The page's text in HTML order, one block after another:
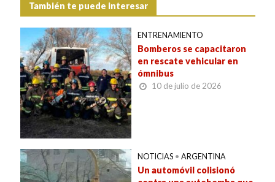
También te puede interesar
ENTRENAMIENTO
Bomberos se capacitaron
en rescate vehicular en
ómnibus
10 de julio de 2026
NOTICIAS • ARGENTINA
Un automóvil colisionó